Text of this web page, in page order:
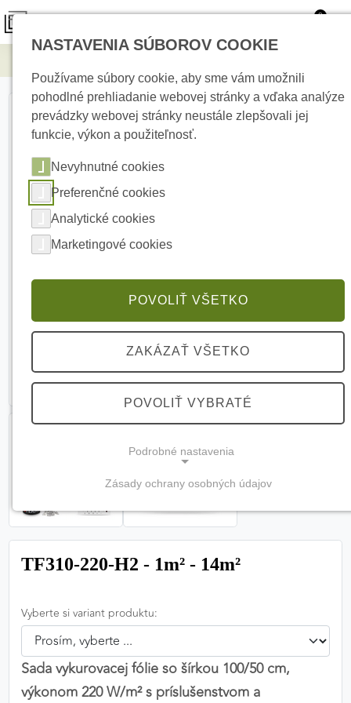
0
TF310-220-H2 - 1m² - 14m²
Vyberte si variant produktu:
Sada vykurovacej fólie so šírkou 100/50 cm,
výkonom 220 W/m² s príslušenstvom a
NASTAVENIA SÚBOROV COOKIE
Používame súbory cookie, aby sme vám umožnili
pohodlné prehliadanie webovej stránky a vďaka analýze
prevádzky webovej stránky neustále zlepšovali jej
funkcie, výkon a použiteľnosť.
Nevyhnutné cookies
Preferenčné cookies
Analytické cookies
Marketingové cookies
POVOLIŤ VŠETKO
ZAKÁZAŤ VŠETKO
POVOLIŤ VYBRATÉ
Podrobné nastavenia
(vždy aktívne, nemožno vypnúť)
webovej stránky a bez nich by nebolo možné
Nevyhnutné cookies
PREFERENČNÉ COOKIES
Zásady ochrany osobných údajov